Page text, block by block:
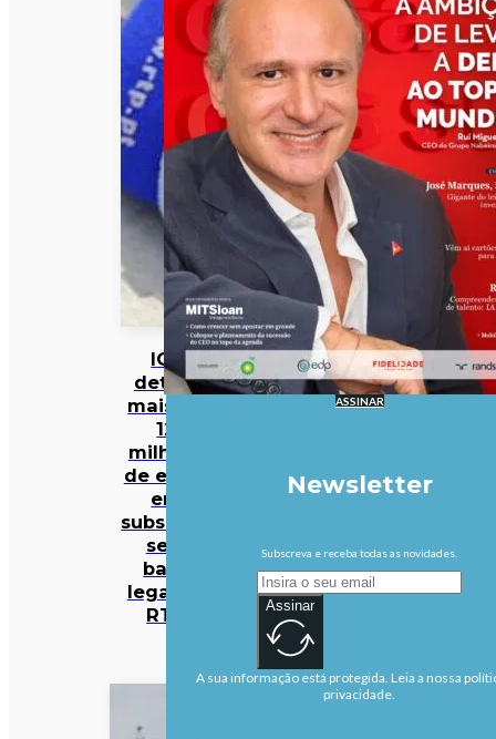
IGF
deteta
mais de
12
milhões
de euros
em
subsídios
sem
base
legal na
RTP
ASSINAR
Newsletter
Subscreva e receba todas as novidades.
Assinar
A sua informação está protegida. Leia a nossa
privacidade.